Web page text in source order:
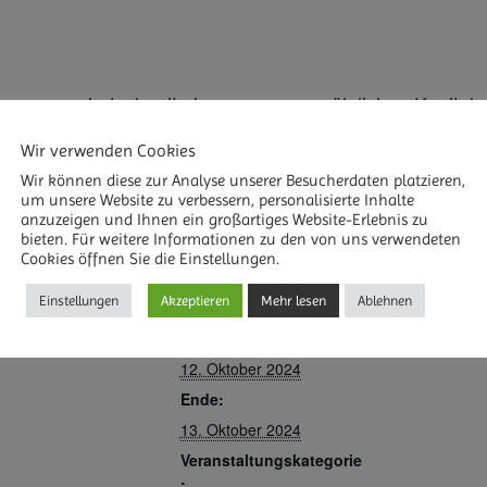
neu jedoch mit einem neuen zusätzlichen Kapitel
werden wir den Text und das Thema erneut
herumgesprochen, dass das Gebet eine Möglichkeit
ist. Auch Gott können wir im Gebet ansprechen,
HINZUFÜGEN
DETAILS
12. Oktober 2024
Ende:
13. Oktober 2024
Veranstaltungskategorie
Wir verwenden Cookies
Wir können diese zur Analyse unserer Besucherdaten platzieren,
um unsere Website zu verbessern, personalisierte Inhalte
anzuzeigen und Ihnen ein großartiges Website-Erlebnis zu
bieten. Für weitere Informationen zu den von uns verwendeten
Cookies öffnen Sie die Einstellungen.
Einstellungen Akzeptieren Mehr lesen Ablehnen